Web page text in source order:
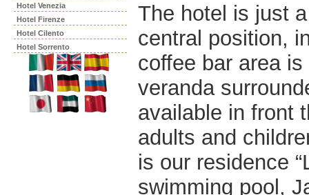
Hotel Venezia
Hotel Firenze
Hotel Cilento
Hotel Sorrento
The hotel is just
central position,
coffee bar area
veranda
available in front
adults and
is our residence
swimming pool,